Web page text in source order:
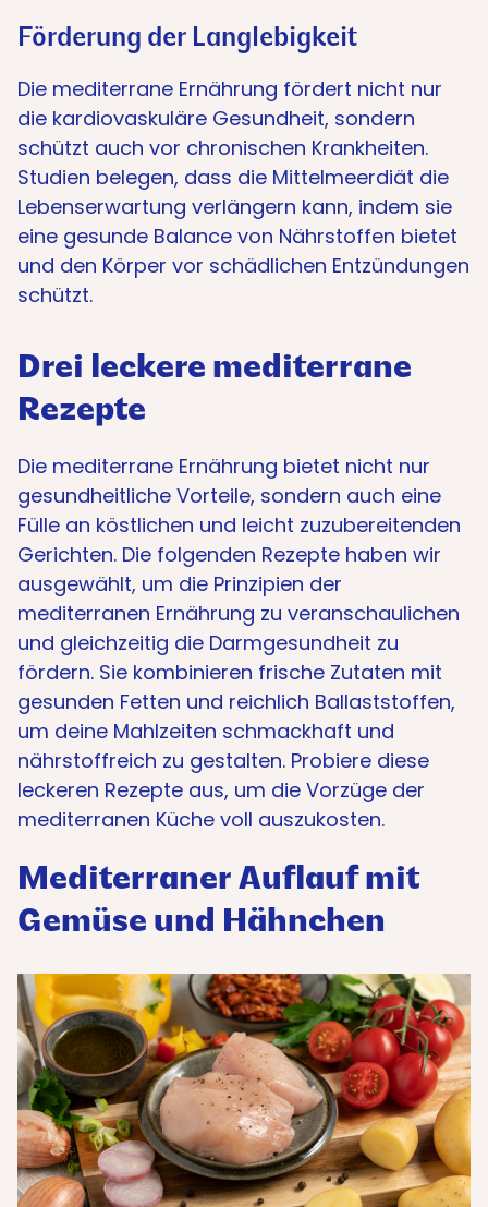
Förderung der Langlebigkeit
Die mediterrane Ernährung fördert nicht nur
die kardiovaskuläre Gesundheit, sondern
schützt auch vor chronischen Krankheiten.
Studien belegen, dass die Mittelmeerdiät die
Lebenserwartung verlängern kann, indem sie
eine gesunde Balance von Nährstoffen bietet
und den Körper vor schädlichen Entzündungen
schützt.
Drei leckere mediterrane
Rezepte
Die mediterrane Ernährung bietet nicht nur
gesundheitliche Vorteile, sondern auch eine
Fülle an köstlichen und leicht zuzubereitenden
Gerichten. Die folgenden Rezepte haben wir
ausgewählt, um die Prinzipien der
mediterranen Ernährung zu veranschaulichen
und gleichzeitig die Darmgesundheit zu
fördern. Sie kombinieren frische Zutaten mit
gesunden Fetten und reichlich Ballaststoffen,
um deine Mahlzeiten schmackhaft und
nährstoffreich zu gestalten. Probiere diese
leckeren Rezepte aus, um die Vorzüge der
mediterranen Küche voll auszukosten.
Mediterraner Auflauf mit
Gemüse und Hähnchen